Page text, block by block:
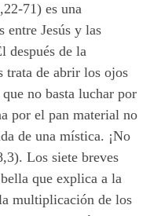
71) es una
entre Jesús y las
después de la
trata de abrir los ojos
no basta luchar por
por el pan material no
de una mística. ¡No
Los siete breves
que explica a la
multiplicación de los